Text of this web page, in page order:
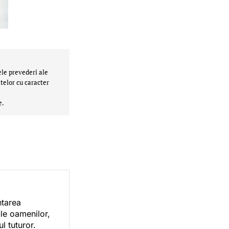
prevederi ale
cu caracter
oamenilor,
tuturor.